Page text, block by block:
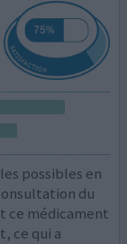
possibles en
du
ce médicament
ce qui a